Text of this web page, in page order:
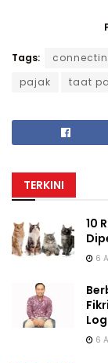
Tags:
pajak
taat
TERKINI
10
6
6